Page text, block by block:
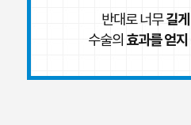
반대로 너무길게
수술의 효과를 얻지